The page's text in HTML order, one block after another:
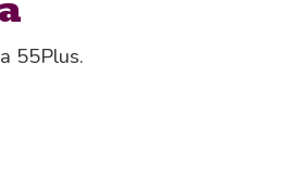
55Plus.